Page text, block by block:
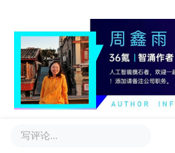
写评论...